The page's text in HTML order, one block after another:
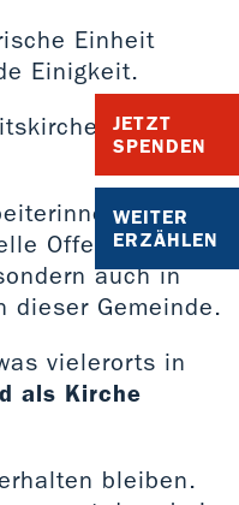
JETZT
SPENDEN
WEITER
ERZÄHLEN
Einheit
Einigkeit.
soll eine
und
Offene Kirche -
auch in
dieser Gemeinde.
vielerorts in
als Kirche
bleiben.